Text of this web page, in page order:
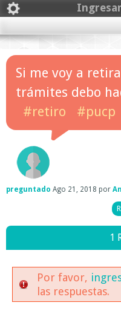
Si me voy a
trámites debo
#retiro
#pucp
preguntado Ago 21, 2018 por
1
Por favor,
las respuestas.